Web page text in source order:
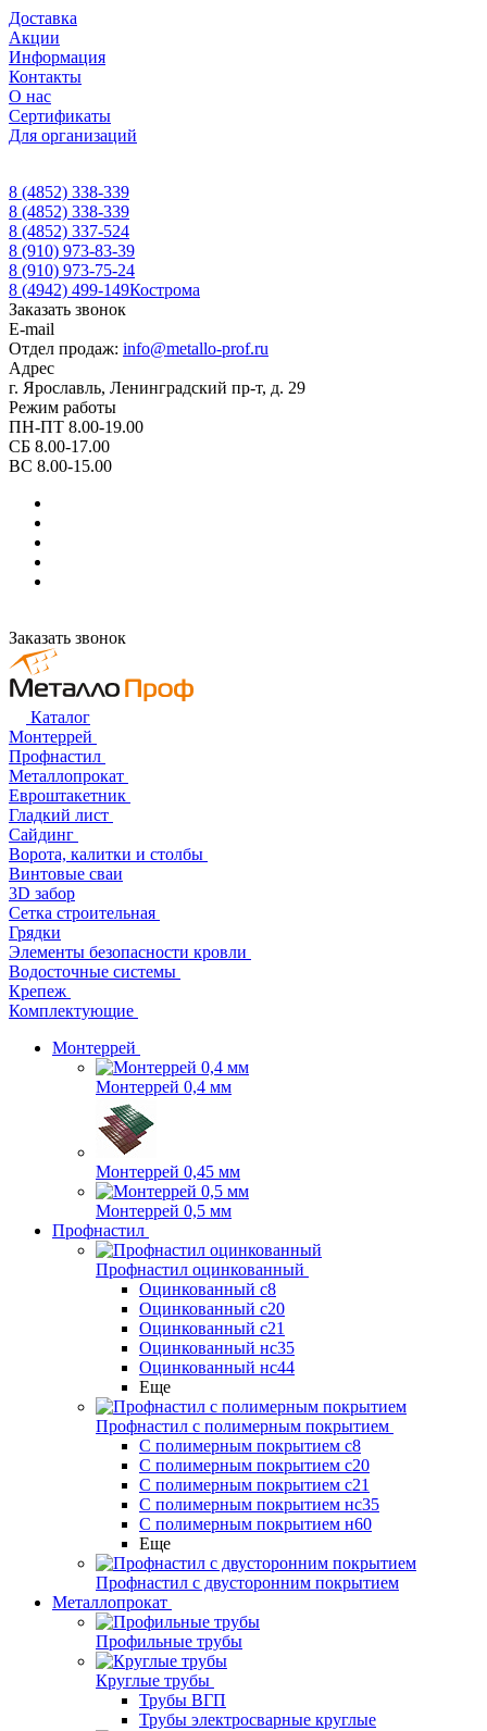
Доставка
Акции
Информация
Контакты
О нас
Сертификаты
Для организаций
8 (4852) 338-339
8 (4852) 338-339
8 (4852) 337-524
8 (910) 973-83-39
8 (910) 973-75-24
8 (4942) 499-149Кострома
Заказать звонок
E-mail
Отдел продаж: info@metallo-prof.ru
Адрес
г. Ярославль, Ленинградский пр-т, д. 29
Режим работы
ПН-ПТ 8.00-19.00
СБ 8.00-17.00
ВС 8.00-15.00
Заказать звонок
Каталог
Монтеррей
Профнастил
Металлопрокат
Евроштакетник
Гладкий лист
Сайдинг
Ворота, калитки и столбы
Винтовые сваи
3D забор
Сетка строительная
Грядки
Элементы безопасности кровли
Водосточные системы
Крепеж
Комплектующие
Монтеррей
Монтеррей 0,4 мм
Монтеррей 0,45 мм
Монтеррей 0,5 мм
Профнастил
Профнастил оцинкованный
Оцинкованный с8
Оцинкованный с20
Оцинкованный с21
Оцинкованный нс35
Оцинкованный нс44
Еще
Профнастил с полимерным покрытием
С полимерным покрытием с8
С полимерным покрытием с20
С полимерным покрытием с21
С полимерным покрытием нс35
С полимерным покрытием н60
Еще
Профнастил с двусторонним покрытием
Металлопрокат
Профильные трубы
Круглые трубы
Трубы ВГП
Трубы электросварные круглые